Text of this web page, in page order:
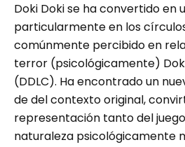
Doki Doki se ha convertido en
particularmente en los
comúnmente percibido en
terror (psicológicamente)
(DDLC). Ha encontrado un
de del contexto original,
representación tanto del
naturaleza psicológicamente